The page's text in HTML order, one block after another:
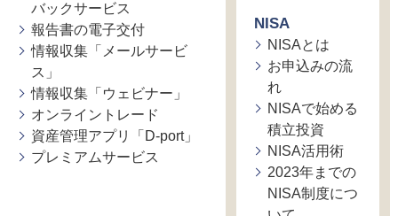
バックサービス
報告書の電子交付
情報収集「メールサービ
ス」
情報収集「ウェビナー」
オンライントレード
資産管理アプリ「D-port」
プレミアムサービス
NISA
NISAとは
お申込みの流
れ
NISAで始める
積立投資
NISA活用術
2023年までの
NISA制度につ